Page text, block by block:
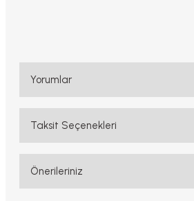
Yorumlar
Bu ürüne ilk yorumu siz
Taksit Seçenekleri
Önerileriniz